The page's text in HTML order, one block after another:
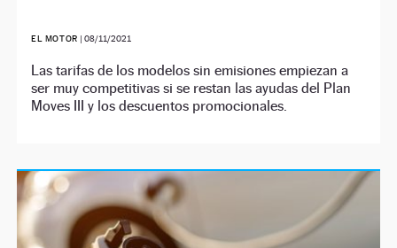
EL MOTOR | 08/11/2021
Las tarifas de los modelos sin emisiones empiezan a
ser muy competitivas si se restan las ayudas del Plan
Moves III y los descuentos promocionales.